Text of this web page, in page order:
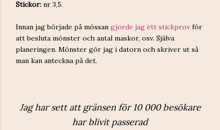
Stickor: nr 3,5.
Innan jag började på mössan gjorde jag ett stickprov för
att besluta mönster och antal maskor, osv. Själva
planeringen. Mönster gör jag i datorn och skriver ut så
man kan anteckna på det.
Jag har sett att gränsen för 10 000 besökare
har blivit passerad